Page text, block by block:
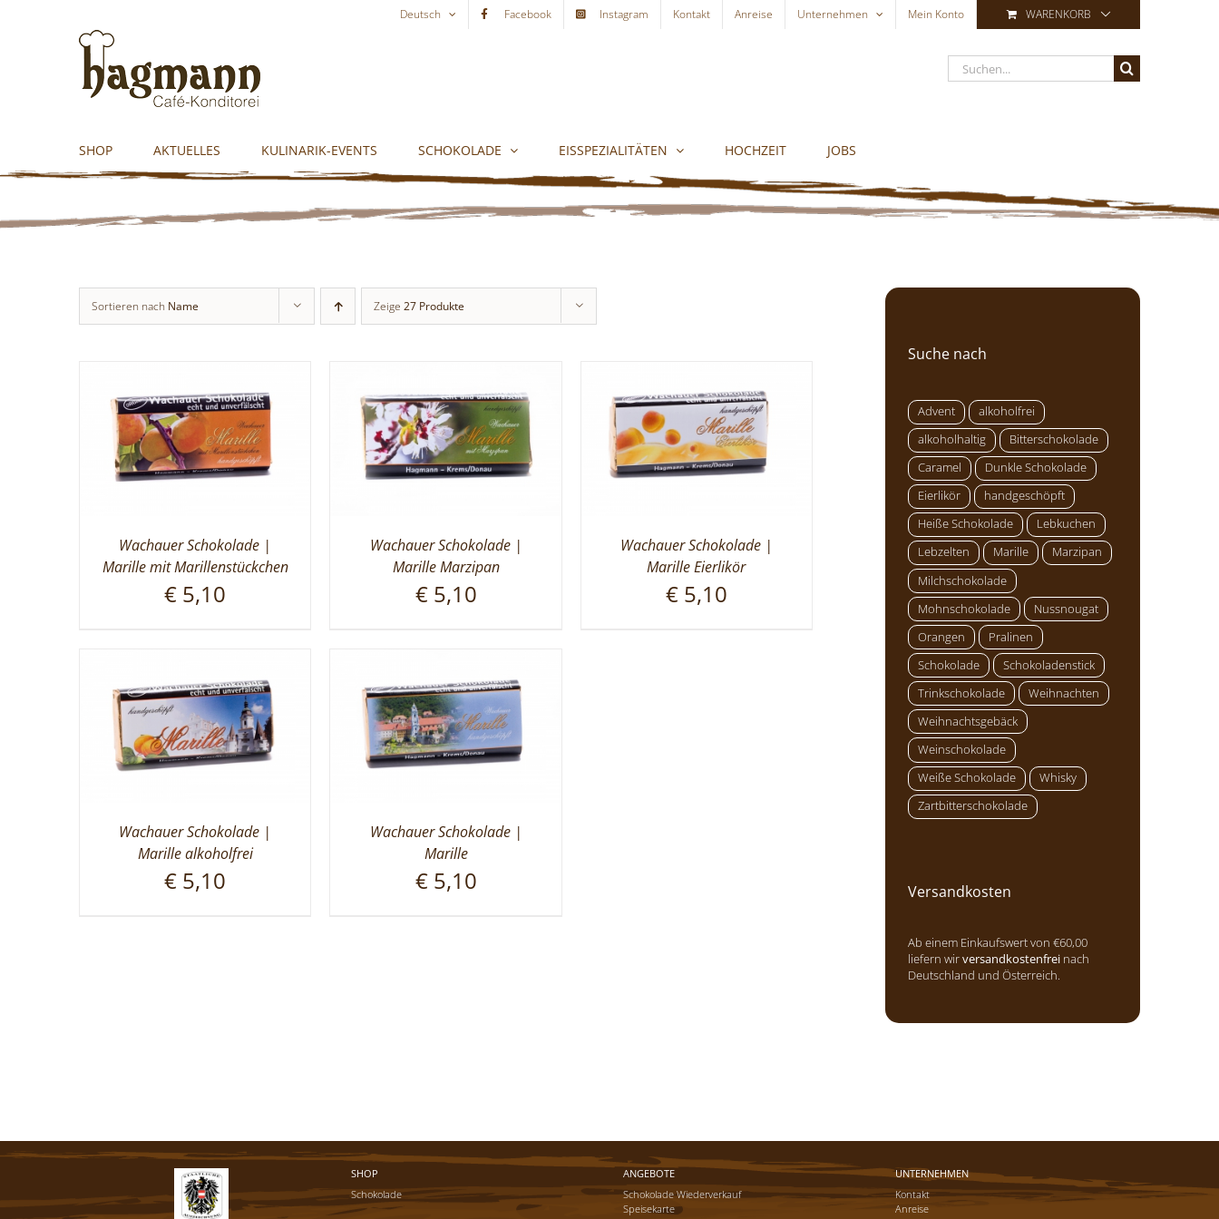
Deutsch Facebook Instagram Kontakt Anreise Unternehmen Mein Konto WARENKORB
Suche
nach:
SHOP AKTUELLES KULINARIK-EVENTS SCHOKOLADE EISSPEZIALITÄTEN HOCHZEIT JOBS
Sortieren nach Name Zeige 27 Produkte
Wachauer Schokolade |
Marille mit Marillenstückchen
€ 5,10
Wachauer Schokolade |
Marille Marzipan
€5,10
Wachauer Schokolade |
Marille Eierlikör
€5,10
Wachauer Schokolade |
Marille alkoholfrei
€ 5,10
Wachauer Schokolade |
Marille
€5,10
Suche nach
Advent
alkoholfrei
alkoholhaltig
Bitterschokolade
Caramel
Dunkle Schokolade
Eierlikör
handgeschöpft
Heiße Schokolade
Lebkuchen
Lebzelten
Marille
Marzipan
Milchschokolade
Mohnschokolade
Nussnougat
Orangen
Pralinen
Schokolade
Schokoladenstick
Trinkschokolade
Weihnachten
Weihnachtsgebäck
Weinschokolade
Weiße Schokolade
Whisky
Zartbitterschokolade
Versandkosten
Ab einem Einkaufswert von €60,00
liefern wirversandkostenfrei nach
Deutschland und Österreich.
SHOP
Schokolade
ANGEBOTE
Schokolade Wiederverkauf
Speisekarte
UNTERNEHMEN
Kontakt
Anreise